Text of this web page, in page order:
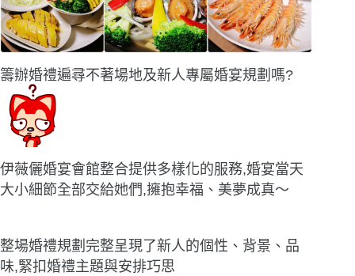
籌辦婚禮遍尋不著場地及新人專屬婚宴規劃嗎?
伊薇儷婚宴會館整合提供多樣化的服務,婚宴當天
大小細節全部交給她們,擁抱幸福、美夢成真〜
整場婚禮規劃完整呈現了新人的個性、背景、品
味,緊扣婚禮主題與安排巧思